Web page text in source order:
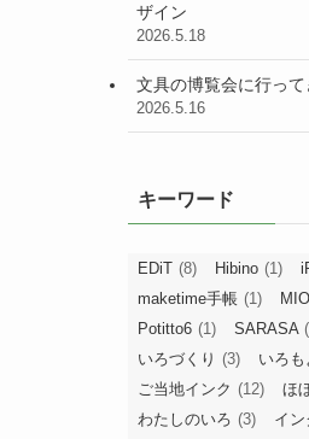
ザイン
2026.5.18
文具の博覧会に行って
2026.5.16
キーワード
EDiT (8) Hibino (1)
maketime手帳 (1)
Potitto6 (1) SARASA
いろづくり (3) いろも
ご当地インク (12) ほ
わたしのいろ (3) イン